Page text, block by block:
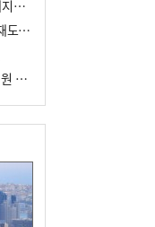
홈플, 2000억 원 자금 마련…회생절차 폐지에 즉시항고(종합)
홈플러스, 법원에 즉시항고…기업회생 ‘재도전’
메리츠, 홈플러스 회생 긴급자금 2000억 원 지원 승인